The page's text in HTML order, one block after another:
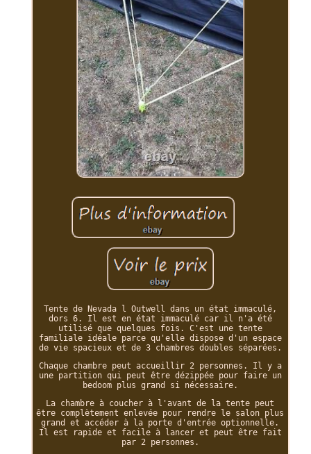
Tente de Nevada l Outwell dans un état immaculé,
dors 6. Il est en état immaculé car il n'a été
utilisé que quelques fois. C'est une tente
familiale idéale parce qu'elle dispose d'un espace
de vie spacieux et de 3 chambres doubles séparées.
Chaque chambre peut accueillir 2 personnes. Il y a
une partition qui peut être dézippée pour faire un
bedoom plus grand si nécessaire.
La chambre à coucher à l'avant de la tente peut
être complètement enlevée pour rendre le salon plus
grand et accéder à la porte d'entrée optionnelle.
Il est rapide et facile à lancer et peut être fait
par 2 personnes.